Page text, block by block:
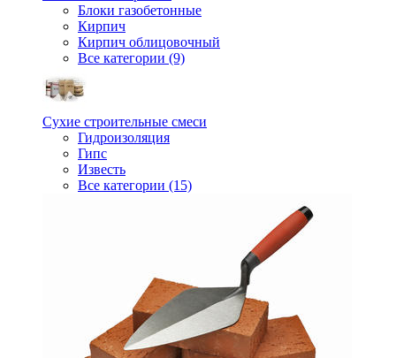
Блоки газобетонные
Кирпич
Кирпич облицовочный
Все категории (9)
Сухие строительные смеси
Гидроизоляция
Гипс
Известь
Все категории (15)